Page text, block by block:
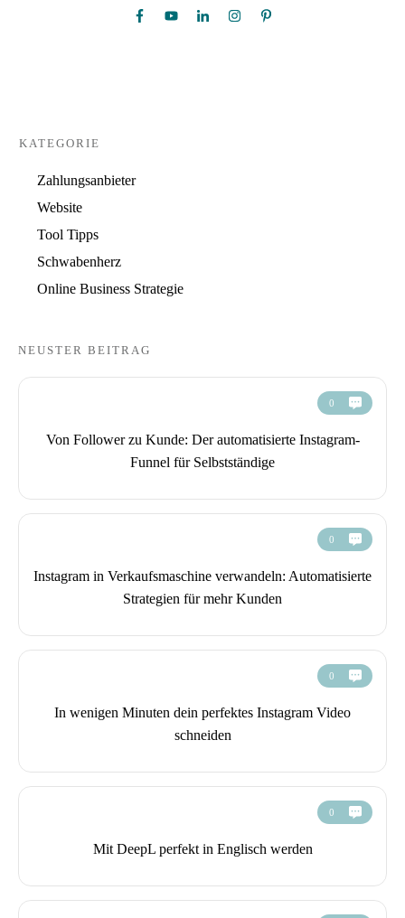
KATEGORIE
Zahlungsanbieter
Website
Tool Tipps
Schwabenherz
Online Business Strategie
NEUSTER BEITRAG
0
Von Follower zu Kunde: Der automatisierte Instagram-
Funnel für Selbstständige
0
Instagram in Verkaufsmaschine verwandeln: Automatisierte
Strategien für mehr Kunden
0
In wenigen Minuten dein perfektes Instagram Video
schneiden
0
Mit DeepL perfekt in Englisch werden